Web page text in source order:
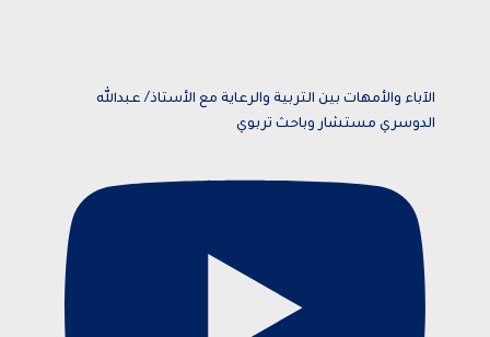
الآباء والأمهات بين التربية والرعاية مع الأستاذ/ عبدالله
الدوسري مستشار وباحث تربوي